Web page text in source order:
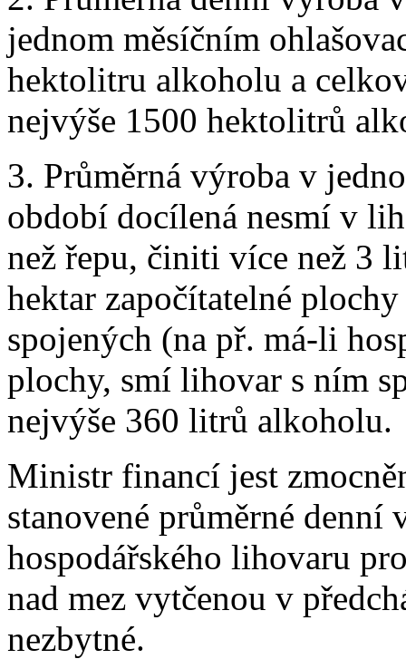
jednom měsíčním
hektolitru alkoholu a
nejvýše 1500 hektolitrů
3. Průměrná výroba v
období docílená nesmí v
než řepu, činiti více než 3
hektar započítatelné
spojených (na př. má-li
plochy, smí lihovar s ním
nejvýše 360 litrů alkoholu.
Ministr financí jest
stanovené průměrné
hospodářského lihovaru
nad mez vytčenou v
nezbytné.